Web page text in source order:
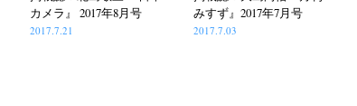
カメラ』 2017年8月号
2017.7.21
みすず』2017年7月号
2017.7.03